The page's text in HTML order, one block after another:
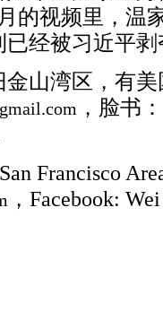
月的视频里，温
经被习近平剥
山湾区，有
，脸书：
Francisco
， Facebook: